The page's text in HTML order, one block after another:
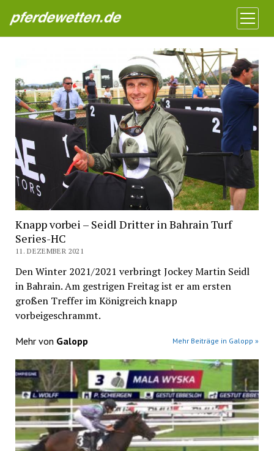
Pferdewetten News
Menü
öffnen
Knapp vorbei – Seidl Dritter in Bahrain Turf
Series-HC
11. DEZEMBER 2021
Den Winter 2021/2021 verbringt Jockey Martin Seidl
in Bahrain. Am gestrigen Freitag ist er am ersten
großen Treffer im Königreich knapp
vorbeigeschrammt.
Mehr von Galopp Mehr Beiträge in Galopp »